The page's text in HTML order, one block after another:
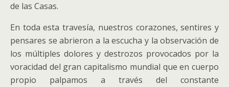
de las Casas.
En toda esta travesía, nuestros corazones, sentires y
pensares se abrieron a la escucha y la observación de
los múltiples dolores y destrozos provocados por la
voracidad del gran capitalismo mundial que en cuerpo
propio palpamos a través del constante